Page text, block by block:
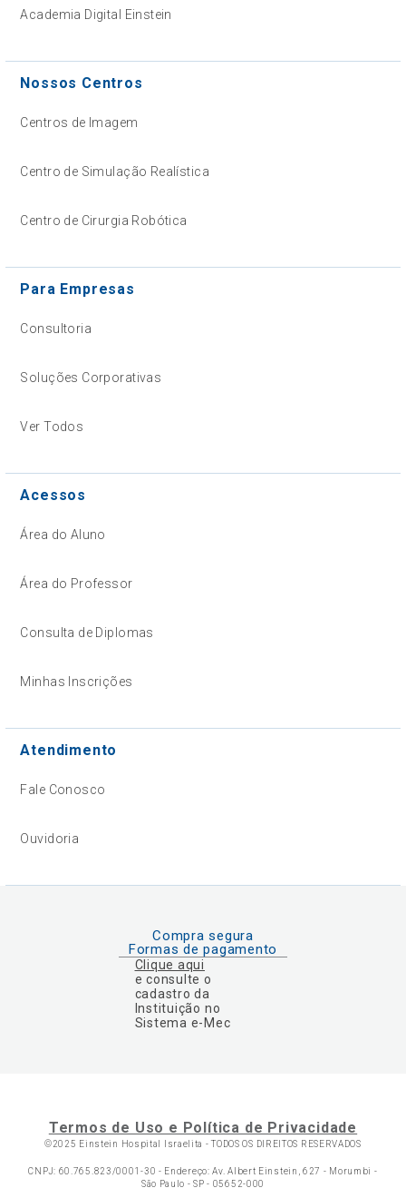
Academia Digital Einstein
Nossos Centros
Centros de Imagem
Centro de Simulação Realística
Centro de Cirurgia Robótica
Para Empresas
Consultoria
Soluções Corporativas
Ver Todos
Acessos
Área do Aluno
Área do Professor
Consulta de Diplomas
Minhas Inscrições
Atendimento
Fale Conosco
Ouvidoria
Compra segura
Formas de pagamento
Clique aqui
e consulte o
cadastro da
Instituição no
Sistema e-Mec
Termos de Uso e Política de Privacidade
©2025 Einstein Hospital Israelita -TODOS OS DIREITOS RESERVADOS
CNPJ: 60.765.823/0001-30 - Endereço: Av. Albert Einstein, 627 - Morumbi -
São Paulo - SP - 05652-000